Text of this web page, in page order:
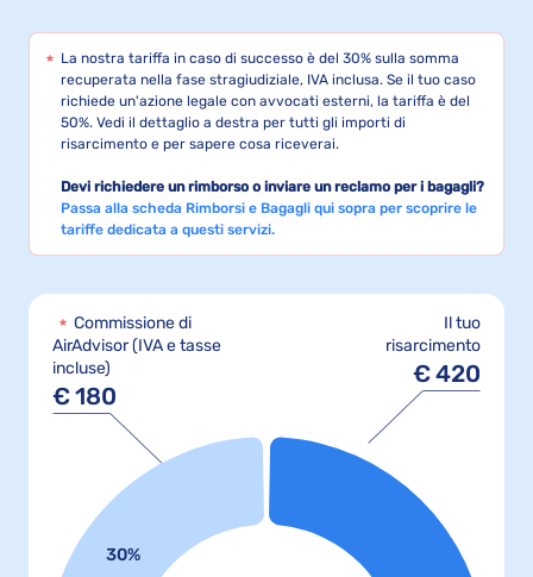
La nostra tariffa in caso di successo è del 30% sulla somma
recuperata nella fase stragiudiziale, IVA inclusa. Se il tuo caso
richiede un'azione legale con avvocati esterni, la tariffa è del
50%. Vedi il dettaglio a destra per tutti gli importi di
risarcimento e per sapere cosa riceverai.
Devi richiedere un rimborso o inviare un reclamo per i bagagli?
Passa alla scheda Rimborsi e Bagagli qui sopra per scoprire le
tariffe dedicata a questi servizi.
Commissione di
AirAdvisor (IVA e tasse
incluse)
€180
Il tuo
risarcimento
€420
30%